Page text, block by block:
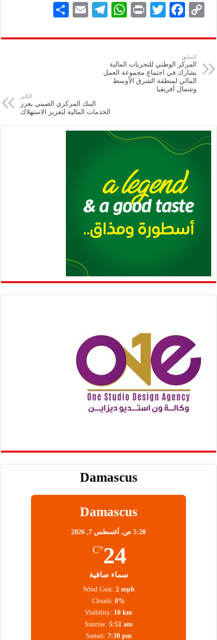
C
p
y
Li
n
F
eb
k
T
tt
P
nt
W
at
A
Te
gr
E
ai
ar
السابق
المركز الوطني للتحريات المالية
يشارك في اجتماع مجموعة العمل
المالي لمنطقة الشرق الأوسط
وشمال أفريقيا
التالي
البنك المركزي الصيني يعزز
الخدمات المالية لتعزيز الاستهلاك
Damascus
Damascus
5:20 ص, أغسطس 7, 2026
24
°C
سماء صافية
Wind Gust: 2 mph
Clouds: 0%
Visibility: 10 km
Sunrise: 5:51 am
Sunset: 7:30 pm